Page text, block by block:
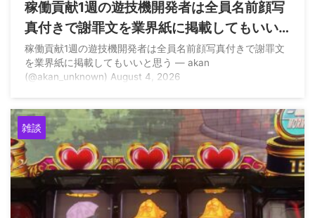
稼働貢献1週の遊技機開発者は全員名前顔写
真付きで謝罪文を業界紙に掲載してもいい
と思う
稼働貢献1週の遊技機開発者は全員名前顔写真付きで謝罪文
を業界紙に掲載してもいいと思う — akan
(@akan_unknown) August 4, 2026
雑談